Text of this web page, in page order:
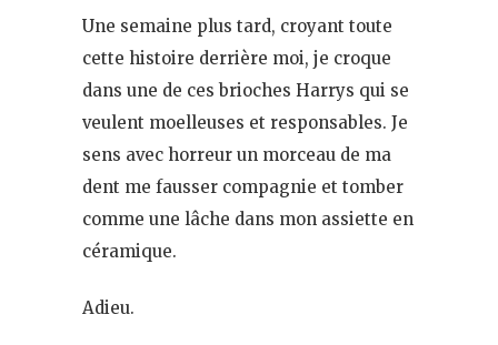
Une semaine plus tard, croyant toute
cette histoire derrière moi, je croque
dans une de ces brioches Harrys qui se
veulent moelleuses et responsables. Je
sens avec horreur un morceau de ma
dent me fausser compagnie et tomber
comme une lâche dans mon assiette en
céramique.
Adieu.